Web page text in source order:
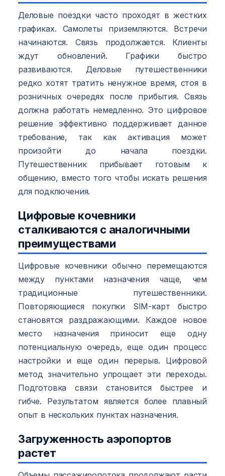
Деловые поездки часто проходят в жестких
графиках. Самолеты приземляются. Встречи
начинаются. Связь продолжается. Клиенты
ждут обновлений. Графики быстро
развиваются. Деловые путешественники
редко хотят тратить ненужное время, стоя в
розничных очередях после прибытия. Связь
должна работать немедленно. Это цифровое
решение эффективно поддерживает данное
требование, так как активация может
произойти до начала поездки.
Путешественник прибывает готовым к
общению, вместо того чтобы искать решения
для подключения.
Цифровые кочевники
сталкиваются с аналогичными
преимуществами
Цифровые кочевники обычно перемещаются
между пунктами назначения чаще, чем
традиционные путешественники.
Повторяющиеся покупки SIM-карт быстро
становятся раздражающими. Каждое новое
место назначения приносит еще одну
потенциальную очередь, еще один процесс
настройки и еще один перерыв. Цифровой
метод значительно упрощает эти переходы.
Подготовка связи становится быстрее и
гибче. Результатом является более плавный
опыт в нескольких пунктах назначения.
Загруженность аэропортов
растет